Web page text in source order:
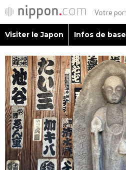
Visiter le Japon
Infos de base
Dossiers
Visiter le Japon Infos de base